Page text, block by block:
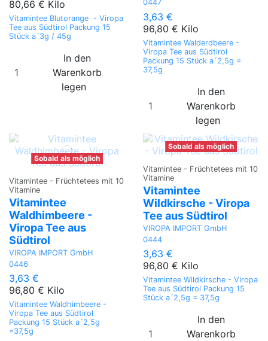
80,66 € Kilo
Vitamintee Blutorange - Viropa
Tee aus Südtirol Packung 15
Stück a´3g / 45g
In den
Warenkorb
legen
0447
3,63 €
96,80 € Kilo
Vitamintee Walderdbeere -
Viropa Tee aus Südtirol
Packung 15 Stück a´2,5g =
37,5g
In den
Warenkorb
legen
Sobald als möglich
Vitamintee - Früchtetees mit 10
Vitamine
Vitamintee
Waldhimbeere -
Viropa Tee aus
Südtirol
VIROPA IMPORT GmbH
0446
3,63 €
96,80 € Kilo
Vitamintee Waldhimbeere -
Viropa Tee aus Südtirol
Packung 15 Stück a´2,5g
=37,5g
Sobald als möglich
Vitamintee - Früchtetees mit 10
Vitamine
Vitamintee
Wildkirsche - Viropa
Tee aus Südtirol
VIROPA IMPORT GmbH
0444
3,63 €
96,80 € Kilo
Vitamintee Wildkirsche - Viropa
Tee aus Südtirol Packung 15
Stück a´2,5g = 37,5g
In den
Warenkorb